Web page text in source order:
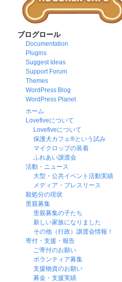
ブログロール
Documentation
Plugins
Suggest Ideas
Support Forum
Themes
WordPress Blog
WordPress Planet
ホーム
Lovefiveについて
Lovefiveについて
保護犬カフェ®という試み
マイクロップの装着
ふれあい譲渡会
活動・ニュース
大型・公共イベント活動実績
メディア・プレスリース
殺処分の現状
里親募集
里親募集の子たち
新しい家族になりました
その他（行政）譲渡会情報！
寄付・支援・報告
ご寄付のお願い
ボランティア募集
支援物資のお願い
募金・支援実績